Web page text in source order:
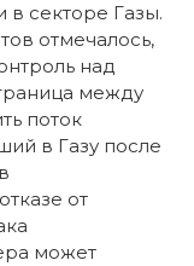
в секторе Газы.
отмечалось,
над
между
поток
в Газу после
от
может